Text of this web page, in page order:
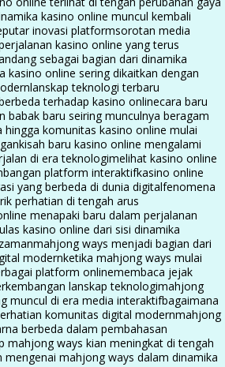
kasino online muncul kembali
inovasi platformsorotan media
kasino online yang terus
sebagai bagian dari dinamika
kasino online sering dikaitkan dengan
lanskap teknologi terbaru
terhadap kasino onlinecara baru
babak baru seiring munculnya beragam
hingga komunitas kasino online mulai
kisah baru kasino online mengalami
di era teknologimelihat kasino online
platform interaktifkasino online
yang berbeda di dunia digitalfenomena
perhatian di tengah arus
menapaki baru dalam perjalanan
kasino online dari sisi dinamika
mahjong ways menjadi bagian dari
modernketika mahjong ways mulai
platform onlinemembaca jejak
lanskap teknologimahjong
muncul di era media interaktifbagaimana
komunitas digital modernmahjong
berbeda dalam pembahasan
mahjong ways kian meningkat di tengah
mengenai mahjong ways dalam dinamika